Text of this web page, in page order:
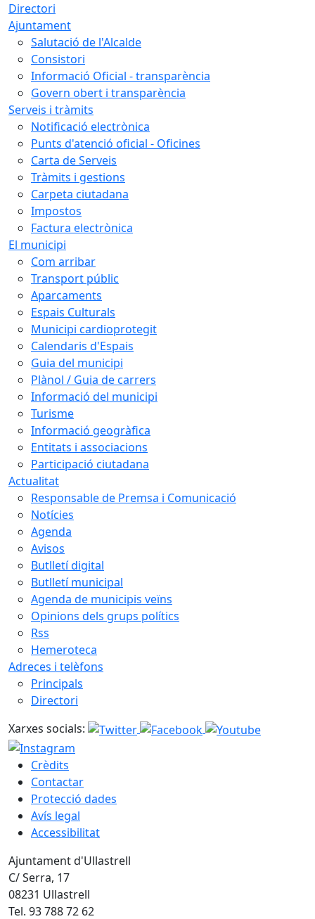
Directori
Ajuntament
Salutació de l'Alcalde
Consistori
Informació Oficial - transparència
Govern obert i transparència
Serveis i tràmits
Notificació electrònica
Punts d'atenció oficial - Oficines
Carta de Serveis
Tràmits i gestions
Carpeta ciutadana
Impostos
Factura electrònica
El municipi
Com arribar
Transport públic
Aparcaments
Espais Culturals
Municipi cardioprotegit
Calendaris d'Espais
Guia del municipi
Plànol / Guia de carrers
Informació del municipi
Turisme
Informació geogràfica
Entitats i associacions
Participació ciutadana
Actualitat
Responsable de Premsa i Comunicació
Notícies
Agenda
Avisos
Butlletí digital
Butlletí municipal
Agenda de municipis veïns
Opinions dels grups polítics
Rss
Hemeroteca
Adreces i telèfons
Principals
Directori
Xarxes socials:
Crèdits
Contactar
Protecció dades
Avís legal
Accessibilitat
Ajuntament d'Ullastrell
C/ Serra, 17
08231 Ullastrell
Tel. 93 788 72 62